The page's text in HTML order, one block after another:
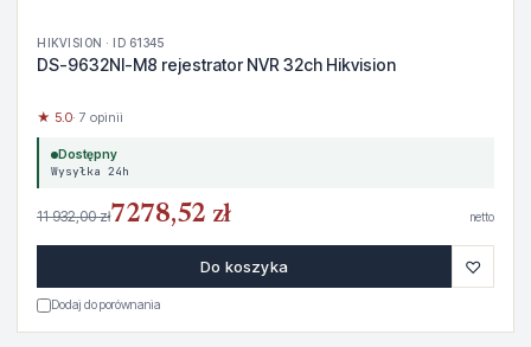
HIKVISION · ID 61345
DS-9632NI-M8 rejestrator NVR 32ch Hikvision
★ 5.0· 7 opinii
Dostępny
Wysyłka 24h
11 932,00 zł7278,52 zł netto
Do koszyka ♡
Dodaj do porównania